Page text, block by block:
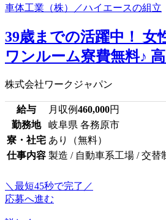
39歳までの活躍中！ 女
ワンルーム寮費無料♪
株式会社ワークジャパン
給与 月収例460,000円
勤務地
岐阜県 各務原市
寮・社宅 あり（無料）
仕事内容 製造 / 自動車系工場 / 交替
＼最短45秒で完了／
応募へ進む